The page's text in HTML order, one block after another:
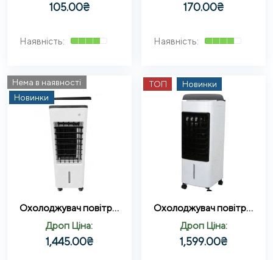
105.00₴ 170.00₴
Нема в наявності
Новинки
Охолоджувач повітря Germatic DY-30A, (120W, сенсорні кнопки, пульт, екран, колеса, автообіг, ємність – 5,5л)
Дроп Ціна:
1,445.00₴
ТОП Новинки
Охолоджувач повітря Germatic DH23-01A, (120W, сенсорні кнопки, пульт, екран, колеса, автообіг, ємність 5,5л)
Дроп Ціна:
1,599.00₴